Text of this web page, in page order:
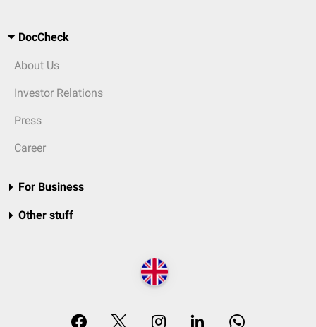
DocCheck
About Us
Investor Relations
Press
Career
For Business
Other stuff